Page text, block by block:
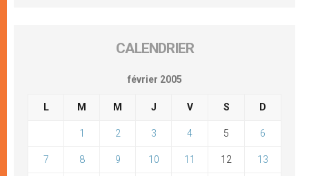
CALENDRIER
février 2005
L M M J V S D
1 2 3 4 5 6
7 8 9 10 11 12 13